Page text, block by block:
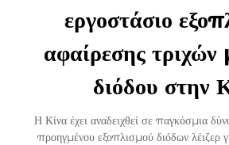
εργοστάσιο
αφαίρεσης τριχών
διόδου στην
Η Κίνα έχει αναδειχθεί σε παγκόσμια
προηγμένου εξοπλισμού διόδων λέιζερ